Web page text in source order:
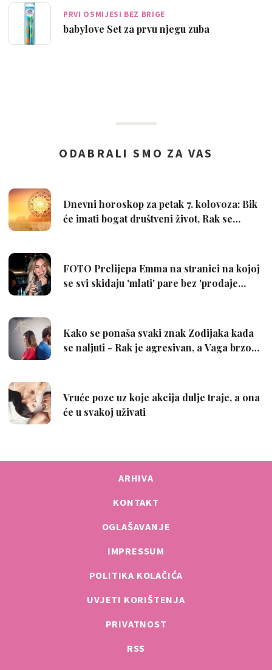
PRVI OSMIJESI BEZ BRIGE
babylove Set za prvu njegu zuba
ARHIVA
KONTAKT
OGLAŠAVANJE
IMPRESSUM
POLITIKA KOLAČIĆA
UVJETI KORIŠTENJA
PRIVATNOST
RSS